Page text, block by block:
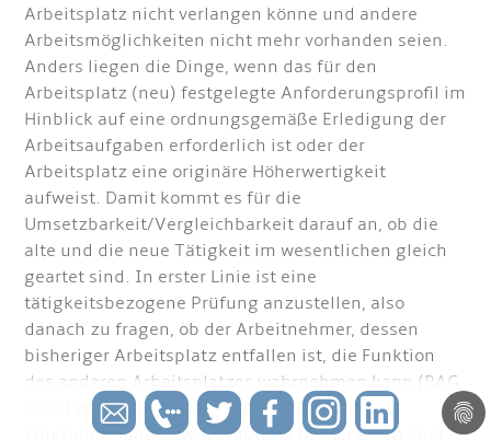
Arbeitsplatz nicht verlangen könne und andere
Arbeitsmöglichkeiten nicht mehr vorhanden seien.
Anders liegen die Dinge, wenn das für den
Arbeitsplatz (neu) festgelegte Anforderungsprofil im
Hinblick auf eine ordnungsgemäße Erledigung der
Arbeitsaufgaben erforderlich ist oder der
Arbeitsplatz eine originäre Höherwertigkeit
aufweist. Damit kommt es für die
Umsetzbarkeit/Vergleichbarkeit darauf an, ob die
alte und die neue Tätigkeit im wesentlichen gleich
geartet sind. In erster Linie ist eine
tätigkeitsbezogene Prüfung anzustellen, also
danach zu fragen, ob der Arbeitnehmer, dessen
bisheriger Arbeitsplatz entfallen ist, die Funktion
des anderen Arbeitsplatzes wahrnehmen kann (BAG,
Urteil vom 05.10.1995, a.a.O., zu II 3 c). Die
Eingruppierung bzw. Vergütung bieten einen eher